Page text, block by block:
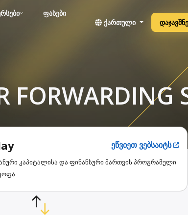
ფასები
ქართული
FORWARDING
ეწვიეთ ვებსაიტს
კაპიტალისა და ფინანსური მართვის პროგრამული